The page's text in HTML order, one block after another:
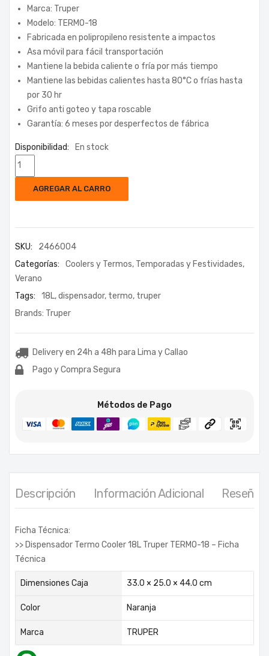
Marca: Truper
Modelo: TERMO-18
Fabricada en polipropileno resistente a impactos
Asa móvil para fácil transportación
Mantiene la bebida caliente o fría por más tiempo
Mantiene las bebidas calientes hasta 80°C o frías hasta
por 30 hr
Grifo anti goteo y tapa roscable
Garantía: 6 meses por desperfectos de fábrica
Disponibilidad: En stock
AGREGAR AL CARRO
SKU:
2466004
Categorías:
Coolers y Termos, Temporadas y Festividades,
Verano
Tags:
18L,dispensador, termo, truper
Brands: Truper
Delivery en 24h a 48h para Lima y Callao
Pago y Compra Segura
Métodos de Pago
Descripción Información Adicional Reseñas
Ficha Técnica:
>> Dispensador Termo Cooler 18L Truper TERMO-18 – Ficha
Técnica
Dimensiones Caja 33.0 × 25.0 × 44.0 cm
Color Naranja
Marca TRUPER